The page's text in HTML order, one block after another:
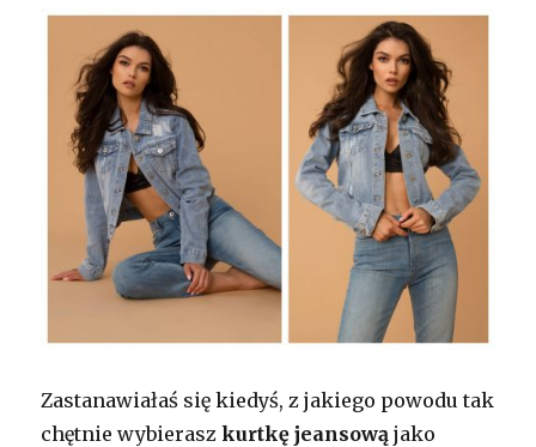
Zastanawiałaś się kiedyś, z jakiego powodu tak
chętnie wybieraszkurtkę jeansową jako